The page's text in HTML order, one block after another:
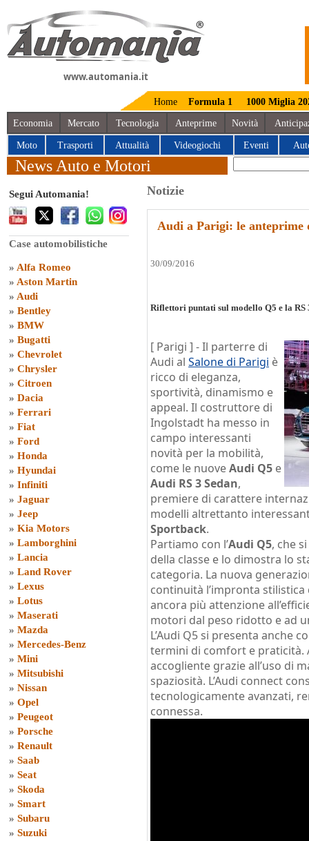
www.automania.it
Home Formula 1 1000 Miglia
Economia Mercato Tecnologia Anteprime Novità
Moto Trasporti Attualità Videogiochi Eventi
News Auto e Motori
Segui Automania!
Case automobilistiche
» Alfa Romeo
» Aston Martin
» Audi
» Bentley
» BMW
» Bugatti
» Chevrolet
» Chrysler
» Citroen
» Dacia
» Ferrari
» Fiat
» Ford
» Honda
» Hyundai
» Infiniti
» Jaguar
» Jeep
» Kia Motors
» Lamborghini
» Lancia
» Land Rover
» Lexus
» Lotus
» Maserati
» Mazda
» Mercedes-Benz
» Mini
» Mitsubishi
» Nissan
» Opel
» Peugeot
» Porsche
» Renault
» Saab
» Seat
» Skoda
» Smart
» Subaru
» Suzuki
Notizie
Audi a Parigi: le anteprime
30/09/2016
Riflettori puntati sul modello Q5 e la
[ Parigi ] -Il parterre di
Audi al Salone di Parigi è
ricco di eleganza,
sportività, dinamismo e
appeal. Il costruttore di
Ingolstadt ha messo in
campo interessanti
novità per la mobilità,
come le nuoveAudi Q5 e
Audi RS 3 Sedan,
premiere di carattere
modelli altrettanto
Sportback.
Partiamo con l’Audi Q5, che
della classe e lo dimostra lo
categoria. La nuova
continuità l’impronta
ancora più attenzione
motori dal peso ridotto e ad
L’Audi Q5 si presenta anche
termini di comfort e praticità.
accogliente grazie all’uso di
spaziosità. L’Audi connect
tecnologicamente avanzati,
connessa.